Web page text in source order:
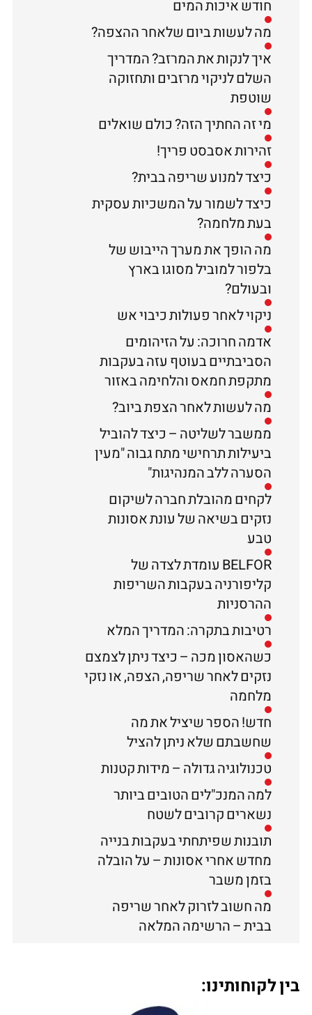
חודש איכות המים
מה לעשות ביום שלאחר ההצפה?
איך לנקות את המרזב? המדריך
השלם לניקוי מרזבים ותחזוקה
שוטפת
מי זה החתיך הזה? כולם שואלים
זהירות אסבסט פריך!
כיצד למנוע שריפה בבית?
כיצד לשמור על המשכיות עסקית
בעת מלחמה?
מה הופך את מערך הייבוש של
בלפור למוביל מסוגו בארץ
ובעולם?
ניקוי לאחר פעולות כיבוי אש
אדמה חרוכה: על הזיהומים
הסביבתיים בעוטף עזה בעקבות
מתקפת חמאס והלחימה באזור
מה לעשות לאחר הצפת ביוב?
ממשבר לשליטה – כיצד להוביל
ביעילות תרחישי מתח גבוה "מעין
הסערה ללב המנהיגות"
לקחים מהובלת חברה לשיקום
נזקים בשיאה של עונת אסונות
טבע
BELFOR עומדת לצדה של
קליפורניה בעקבות השריפות
ההרסניות
רטיבות בתקרה: המדריך המלא
כשהאסון מכה – כיצד ניתן לצמצם
נזקים לאחר שריפה, הצפה, או נזקי
מלחמה
חדש! הספר שיציל את מה
שחשבתם שלא ניתן להציל
טכנולוגיה גדולה – מידות קטנות
למה המנכ"לים הטובים ביותר
נשארים קרובים לשטח
תובנות שפיתחתי בעקבות בנייה
מחדש אחרי אסונות – על הובלה
בזמן משבר
מה חשוב לזרוק לאחר שריפה
בבית – הרשימה המלאה
בין לקוחותינו: